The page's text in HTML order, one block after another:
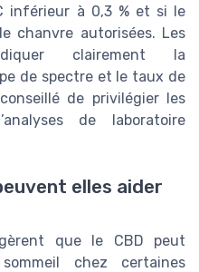
inférieur à 0,3 % et si le
chanvre autorisées. Les
clairement la
de spectre et le taux de
de privilégier les
de laboratoire
elles aider
que le CBD peut
chez certaines